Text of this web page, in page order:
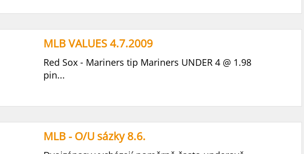
MLB VALUES 4.7.2009
Red Sox - Mariners tip Mariners UNDER 4 @ 1.98
pin...
MLB - O/U sázky 8.6.